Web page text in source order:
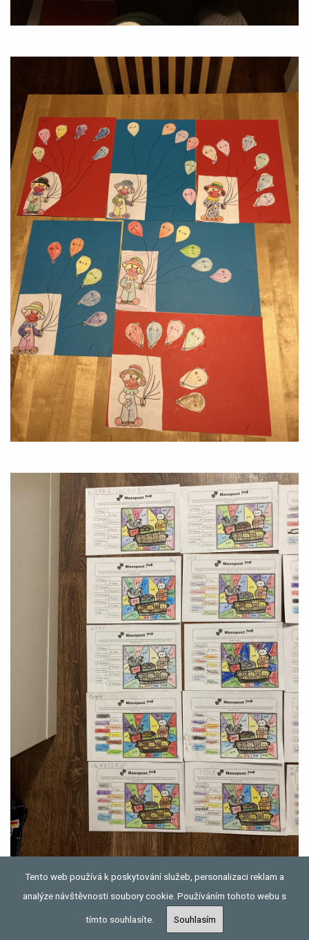
Tento web používá k poskytování služeb, personalizaci reklam a
analýze návštěvnosti soubory cookie. Používáním tohoto webu s
tímto souhlasíte. Souhlasím